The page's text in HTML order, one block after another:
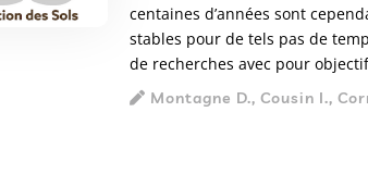
centaines d’années sont
stables pour de tels pas de
de recherches avec pour
Montagne D., Cousin I.,